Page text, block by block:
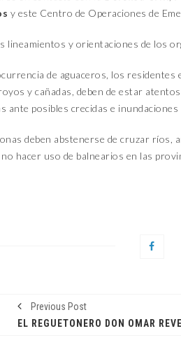
y este Centro de Operaciones de
lineamientos y orientaciones de los
de aguaceros, los residentes
y cañadas, deben de estar
ante posibles crecidas e
deben abstenerse de cruzar ríos,
no hacer uso de balnearios en las
Previous Post